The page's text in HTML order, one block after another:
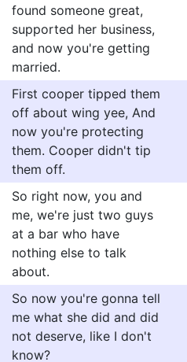
found someone great,
supported her business,
and now you're getting
married.
First cooper tipped them
off about wing yee, And
now you're protecting
them. Cooper didn't tip
them off.
So right now, you and
me, we're just two guys
at a bar who have
nothing else to talk
about.
So now you're gonna tell
me what she did and did
not deserve, like I don't
know?